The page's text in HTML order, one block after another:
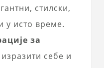
стилски,
у исто време.
за
себе и